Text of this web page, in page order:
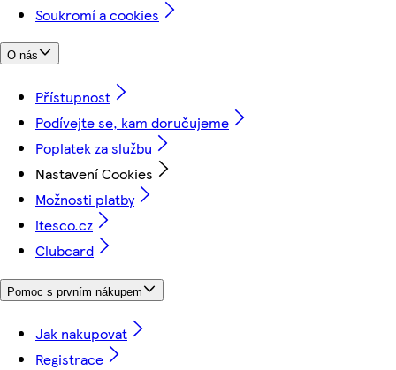
Soukromí a cookies
O nás
Přístupnost
Podívejte se, kam doručujeme
Poplatek za službu
Nastavení Cookies
Možnosti platby
itesco.cz
Clubcard
Pomoc s prvním nákupem
Jak nakupovat
Registrace